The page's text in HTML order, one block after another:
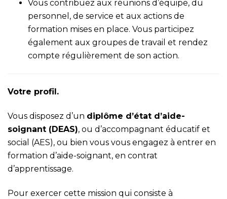
Vous contribuez aux réunions d’équipe, du
personnel, de service et aux actions de
formation mises en place. Vous participez
également aux groupes de travail et rendez
compte régulièrement de son action.
Votre profil.
Vous disposez d’un diplôme d’état d’aide-
soignant (DEAS), ou d’accompagnant éducatif et
social (AES), ou bien vous vous engagez à entrer en
formation d’aide-soignant, en contrat
d’apprentissage.
Pour exercer cette mission qui consiste à